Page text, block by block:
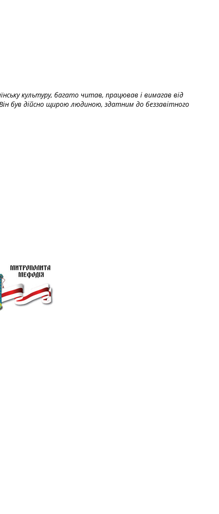
культуру, багато читав, працював і вимагав від
був дійсно щирою людиною, здатним до беззавітного